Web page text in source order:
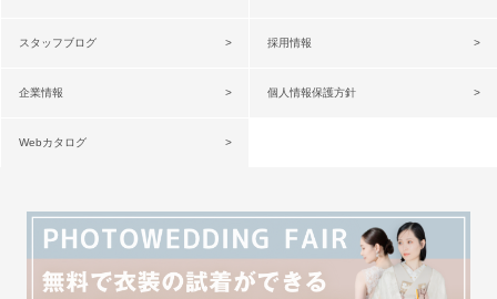
スタッフブログ 採用情報
企業情報 個人情報保護方針
Webカタログ